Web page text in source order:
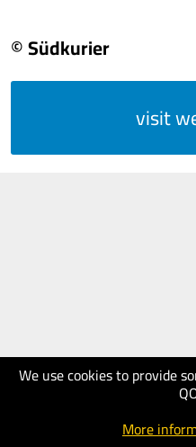
We use cookies to provide
More
© Südkurier
visit